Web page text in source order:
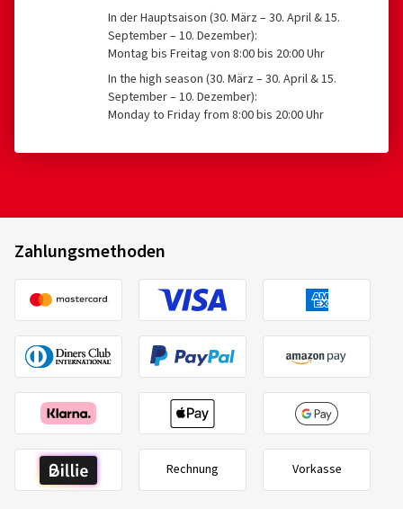
In der Hauptsaison (30. März – 30. April & 15.
September – 10. Dezember):
Montag bis Freitag von 8:00 bis 20:00 Uhr
In the high season (30. März – 30. April & 15.
September – 10. Dezember):
Monday to Friday from 8:00 bis 20:00 Uhr
Zahlungsmethoden
Rechnung Vorkasse